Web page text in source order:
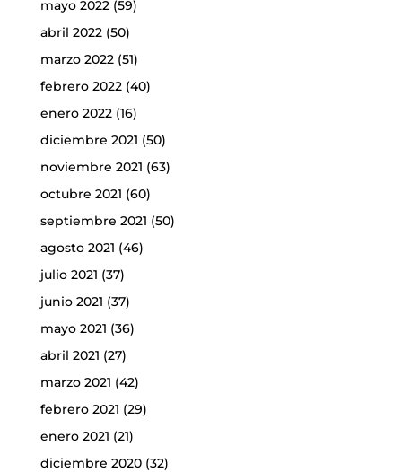
mayo 2022(59)
abril 2022(50)
marzo 2022(51)
febrero 2022(40)
enero 2022(16)
diciembre 2021 (50)
noviembre 2021 (63)
octubre 2021 (60)
septiembre 2021 (50)
agosto 2021 (46)
julio 2021 (37)
junio 2021 (37)
mayo 2021 (36)
abril 2021 (27)
marzo 2021 (42)
febrero 2021 (29)
enero 2021 (21)
diciembre 2020(32)